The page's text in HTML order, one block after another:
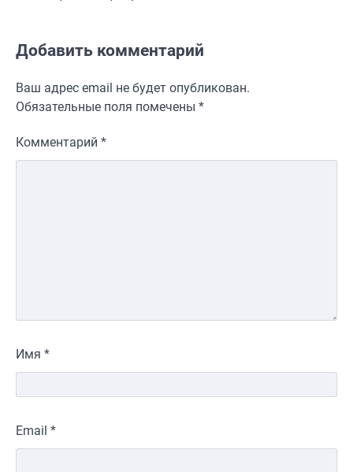
Добавить комментарий
Ваш адрес email не будет опубликован.
Обязательные поля помечены *
Комментарий *
Имя *
Email *